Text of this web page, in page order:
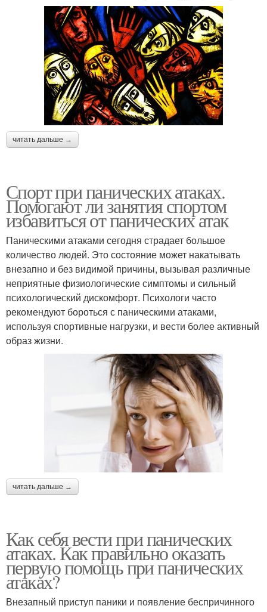
читать дальше →
Спорт при панических атаках.
Помогают ли занятия спортом
избавиться от панических атак
Паническими атаками сегодня страдает большое
количество людей. Это состояние может накатывать
внезапно и без видимой причины, вызывая различные
неприятные физиологические симптомы и сильный
психологический дискомфорт. Психологи часто
рекомендуют бороться с паническими атаками,
используя спортивные нагрузки, и вести более активный
образ жизни.
читать дальше →
Как себя вести при панических
атаках. Как правильно оказать
первую помощь при панических
атаках?
Внезапный приступ паники и появление беспричинного